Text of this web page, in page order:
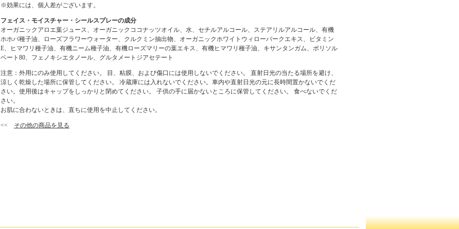
※効果には、個人差がございます。
フェイス・モイスチャー・シールスプレーの成分
オーガニックアロエ葉ジュース、オーガニックココナッツオイル、水、セチルアルコール、ステアリルアルコール、有機
ホホバ種子油、ローズフラワーウォーター、クルクミン抽出物、オーガニックホワイトウィローバークエキス、ビタミン
E、ヒマワリ種子油、有機ニーム種子油、有機ローズマリーの葉エキス、有機ヒマワリ種子油、キサンタンガム、ポリソル
ベート80、フェノキシエタノール、グルタメートジアセテート
注意：外用にのみ使用してください。 目、粘膜、および傷口には使用しないでください。 直射日光の当たる場所を避け、
涼しく乾燥した場所に保管してください。 冷蔵庫には入れないでください。車内や直射日光の元に長時間置かないでくだ
さい。使用後はキャップをしっかりと閉めてください。 子供の手に届かないところに保管してください。 食べないでくだ
さい。
お肌に合わないときは、直ちに使用を中止してください。
<< その他の商品を見る